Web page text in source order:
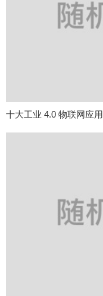
十大工业 4.0 物联网应用